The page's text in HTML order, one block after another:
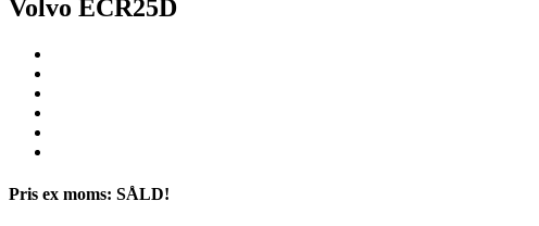
Volvo ECR25D
Pris ex moms: SÅLD!